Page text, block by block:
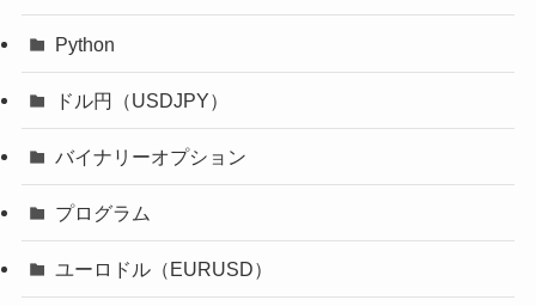
Python
ドル円（USDJPY）
バイナリーオプション
プログラム
ユーロドル（EURUSD）